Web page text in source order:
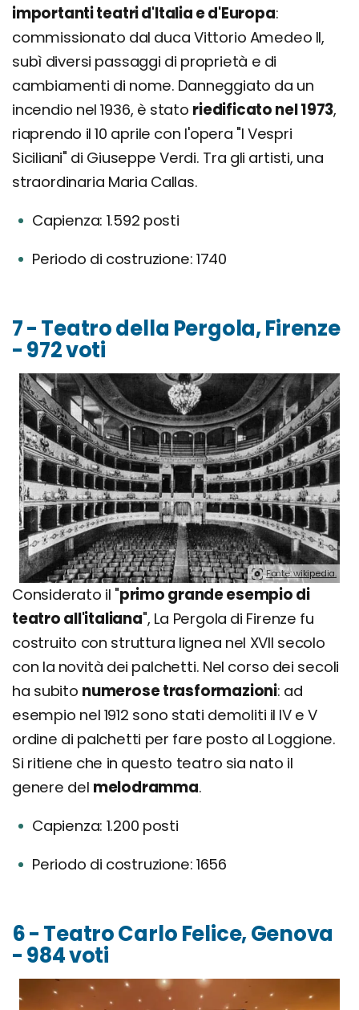
importanti teatri d'Italia e d'Europa:
commissionato dal duca Vittorio Amedeo II,
subì diversi passaggi di proprietà e di
cambiamenti di nome. Danneggiato da un
incendio nel 1936, è stato riedificato nel 1973,
riaprendo il 10 aprile con l'opera "I Vespri
Siciliani" di Giuseppe Verdi. Tra gli artisti, una
straordinaria Maria Callas.
Capienza: 1.592 posti
Periodo di costruzione: 1740
7 - Teatro della Pergola, Firenze
- 972 voti
Fonte: wikipedia.
Considerato il "primo grande esempio di
teatro all'italiana", La Pergola di Firenze fu
costruito con struttura lignea nel XVII secolo
con la novità dei palchetti. Nel corso dei secoli
ha subito numerose trasformazioni: ad
esempio nel 1912 sono stati demoliti il IV e V
ordine di palchetti per fare posto al Loggione.
Si ritiene che in questo teatro sia nato il
genere del melodramma.
Capienza: 1.200 posti
Periodo di costruzione: 1656
6 - Teatro Carlo Felice, Genova
- 984 voti